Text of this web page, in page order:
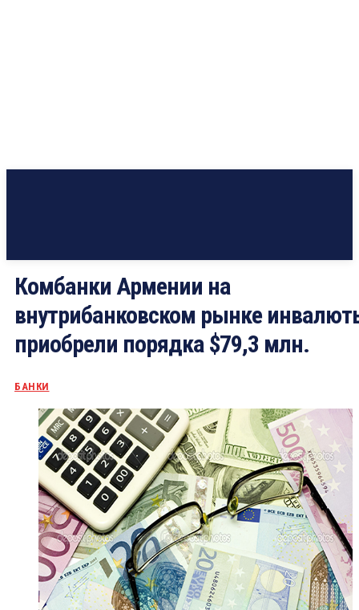
Комбанки Армении на
внутрибанковском рынке
приобрели порядка $79,3 млн.
БАНКИ